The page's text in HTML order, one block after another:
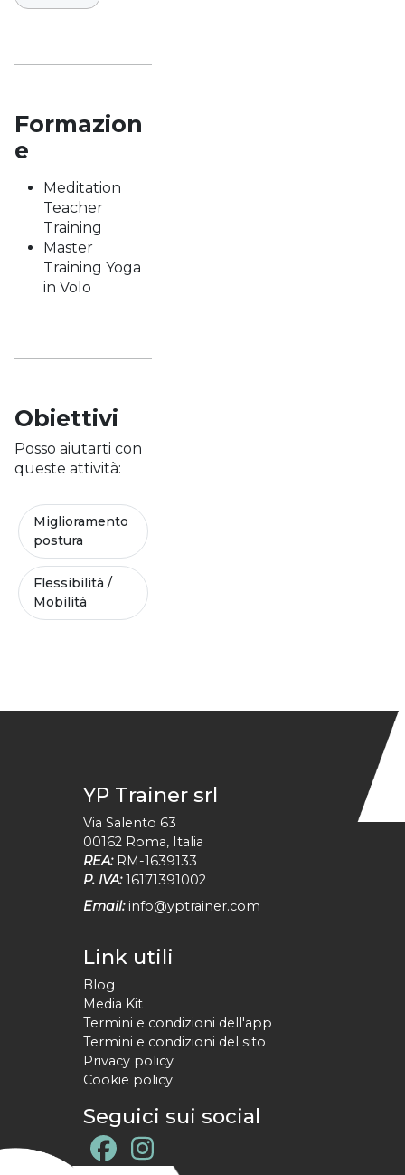
Formazion
e
Meditation
Teacher
Training
Master
Training Yoga
in Volo
Obiettivi
Posso aiutarti con
queste attività:
Miglioramento
postura
Flessibilità /
Mobilità
YP Trainer srl
Via Salento 63
00162 Roma, Italia
REA: RM-1639133
P. IVA: 16171391002
Email: info@yptrainer.com
Link utili
Blog
Media Kit
Termini e condizioni dell'app
Termini e condizioni del sito
Privacy policy
Cookie policy
Seguici sui social